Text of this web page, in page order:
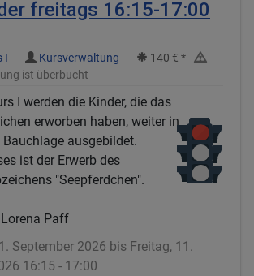
freitags 16:15-17:00
I Kursverwaltung
140 € *
ist überbucht
I werden die Kinder, die das
erworben haben, weiter in
Bauchlage ausgebildet.
ist der Erwerb des
"Seepferdchen".
Paff
September 2026 bis Freitag, 11.
16:15 - 17:00